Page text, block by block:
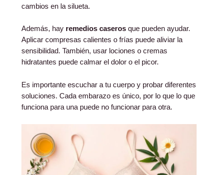
cambios en la silueta.
Además, hay remedios caseros que pueden ayudar.
Aplicar compresas calientes o frías puede aliviar la
sensibilidad. También, usar lociones o cremas
hidratantes puede calmar el dolor o el picor.
Es importante escuchar a tu cuerpo y probar diferentes
soluciones. Cada embarazo es único, por lo que lo que
funciona para una puede no funcionar para otra.